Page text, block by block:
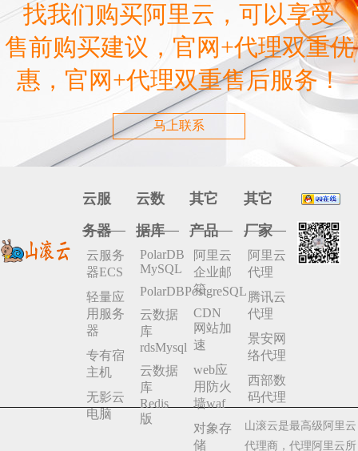
找我们购买阿里云，可以享受
售前购买建议，官网+代理双重优
惠，官网+代理双重售后服务！
马上联系
云服
务器
云服务
器ECS
轻量应
用服务
器
专有宿
主机
无影云
电脑
云数
据库
PolarDB
MySQL
PolarDBPostgreSQL
云数据
库
rdsMysql
云数据
库
Redis
版
其它
产品
阿里云
企业邮
箱
CDN
网站加
速
web应
用防火
墙waf
对象存
储
其它
厂家
阿里云
代理
腾讯云
代理
景安网
络代理
西部数
码代理
山滚云是最高级阿里云
代理商，代理阿里云所